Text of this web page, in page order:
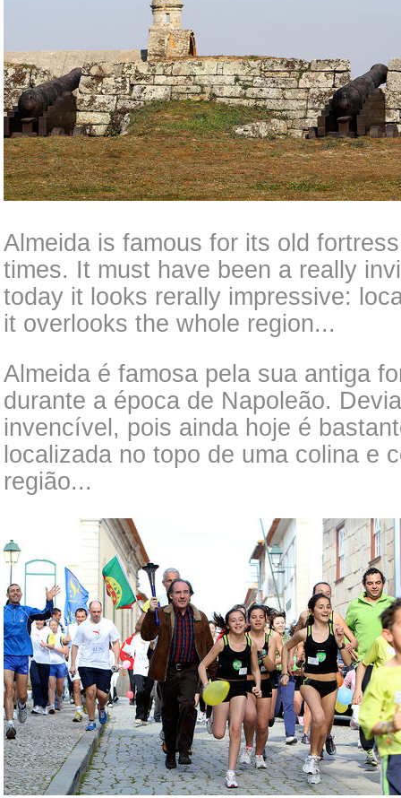
Almeida is famous for its old
times. It must have been a really
today it looks rerally impressive:
it overlooks the whole region...
Almeida é famosa pela sua antiga
durante a época de Napoleão.
invencível, pois ainda hoje é
localizada no topo de uma colina e
região...